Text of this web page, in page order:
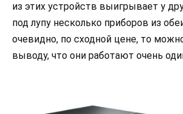
из этих устройств выигрывает у
под лупу несколько приборов из
очевидно, по сходной цене, то
выводу, что они работают очень